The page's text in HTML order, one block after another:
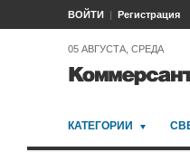
ВОЙТИ Регистрация
05 АВГУСТА, СРЕДА
КАТЕГОРИИ